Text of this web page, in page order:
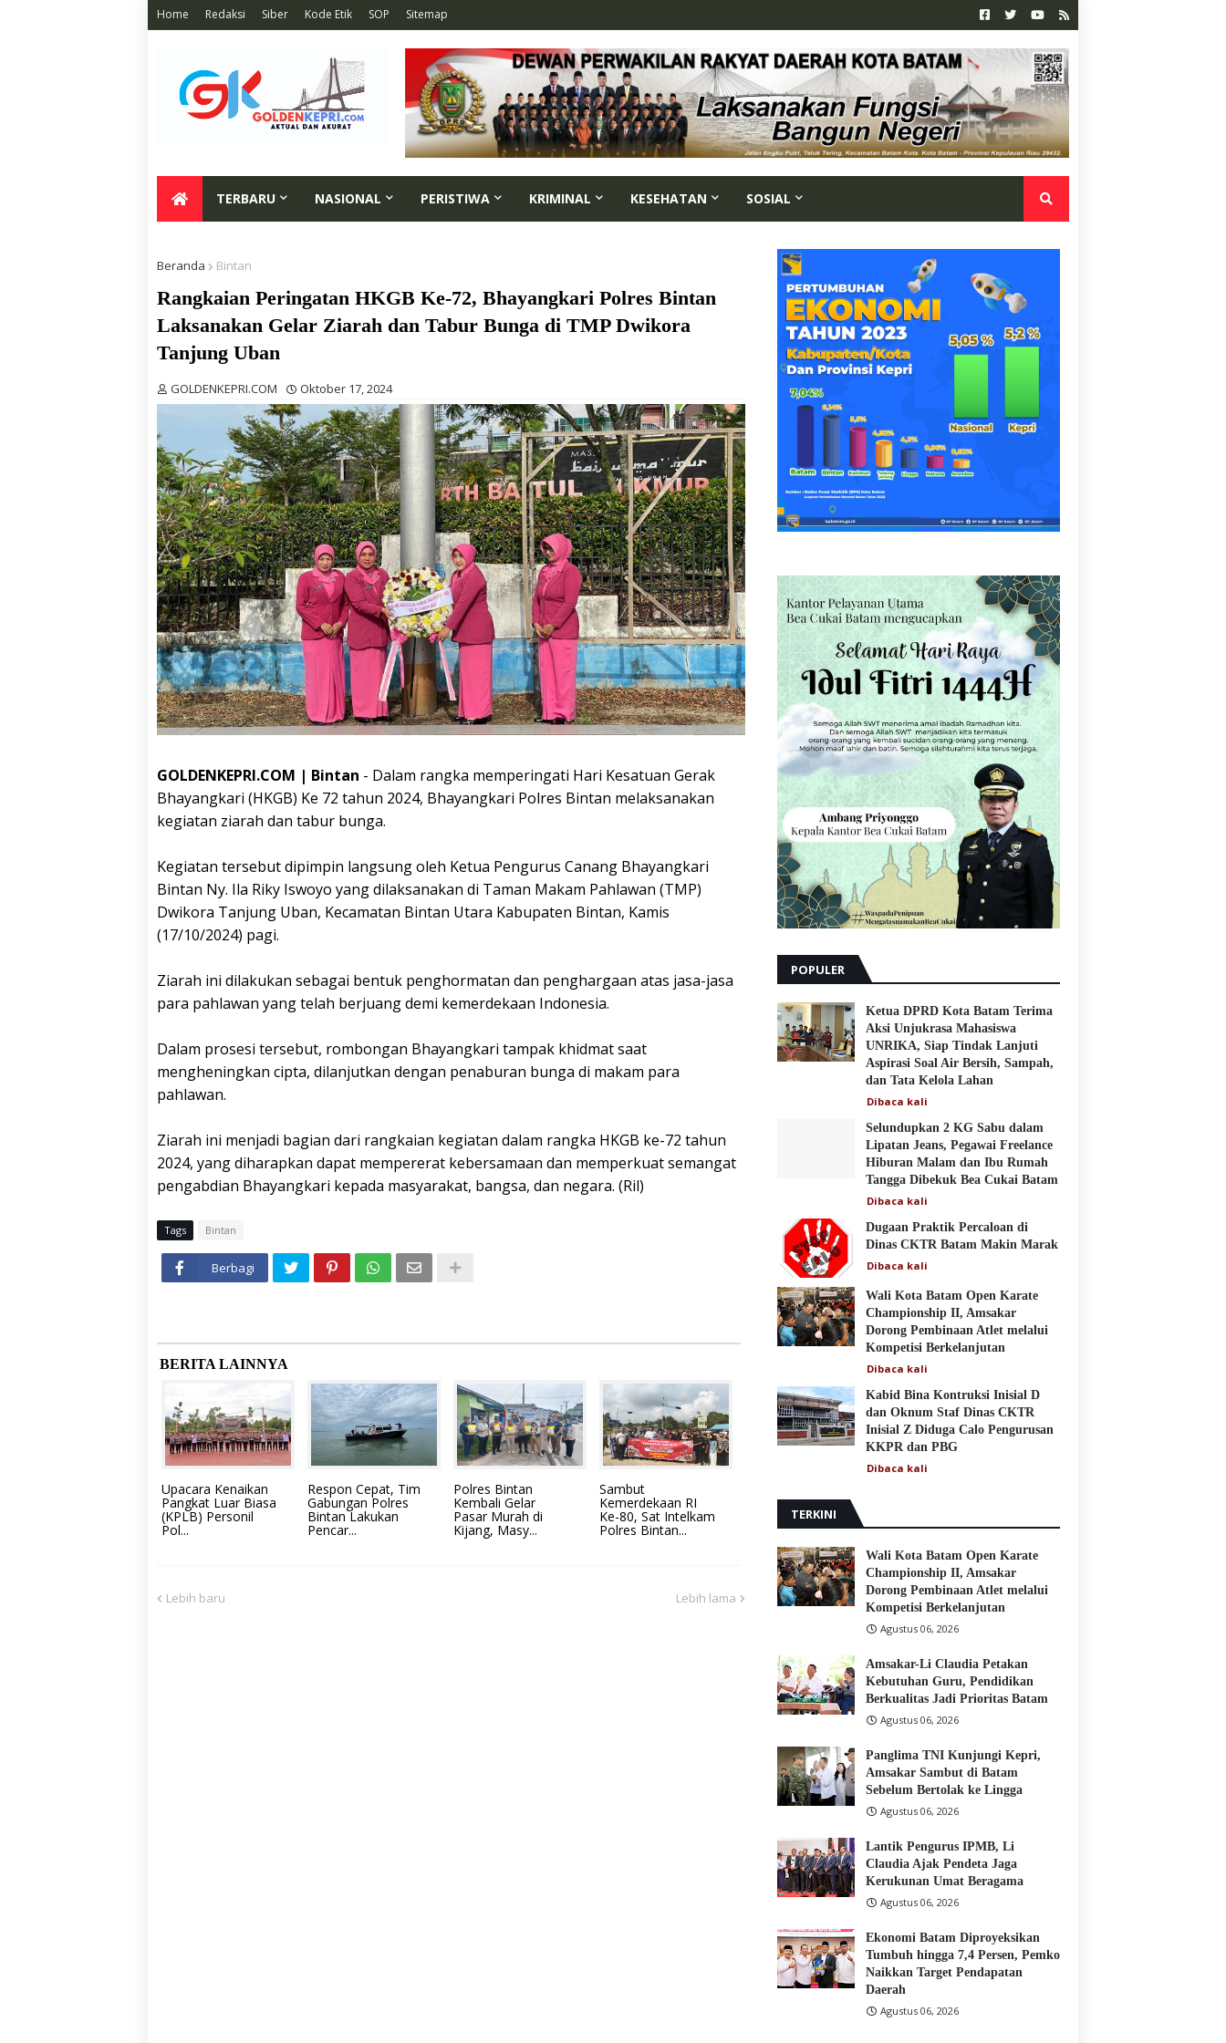
Home Redaksi Siber Kode Etik SOP Sitemap
TERBARU NASIONAL PERISTIWA KRIMINAL KESEHATAN SOSIAL
Beranda Bintan
Rangkaian Peringatan HKGB Ke-72, Bhayangkari Polres Bintan
Laksanakan Gelar Ziarah dan Tabur Bunga di TMP Dwikora
Tanjung Uban
GOLDENKEPRI.COM Oktober 17, 2024
GOLDENKEPRI.COM | Bintan - Dalam rangka memperingati Hari Kesatuan Gerak
Bhayangkari (HKGB) Ke 72 tahun 2024, Bhayangkari Polres Bintan melaksanakan
kegiatan ziarah dan tabur bunga.
Kegiatan tersebut dipimpin langsung oleh Ketua Pengurus Canang Bhayangkari
Bintan Ny. Ila Riky Iswoyo yang dilaksanakan di Taman Makam Pahlawan (TMP)
Dwikora Tanjung Uban, Kecamatan Bintan Utara Kabupaten Bintan, Kamis
(17/10/2024) pagi.
Ziarah ini dilakukan sebagai bentuk penghormatan dan penghargaan atas jasa-jasa
para pahlawan yang telah berjuang demi kemerdekaan Indonesia.
Dalam prosesi tersebut, rombongan Bhayangkari tampak khidmat saat
mengheningkan cipta, dilanjutkan dengan penaburan bunga di makam para
pahlawan.
Ziarah ini menjadi bagian dari rangkaian kegiatan dalam rangka HKGB ke-72 tahun
2024, yang diharapkan dapat mempererat kebersamaan dan memperkuat semangat
pengabdian Bhayangkari kepada masyarakat, bangsa, dan negara. (Ril)
Tags Bintan
Berbagi
BERITA LAINNYA
Upacara Kenaikan
Pangkat Luar Biasa
(KPLB) Personil
Pol...
Respon Cepat, Tim
Gabungan Polres
Bintan Lakukan
Pencar...
Polres Bintan
Kembali Gelar
Pasar Murah di
Kijang, Masy...
Sambut
Kemerdekaan RI
Ke-80, Sat Intelkam
Polres Bintan...
Lebih baru Lebih lama
POPULER
Ketua DPRD Kota Batam Terima
Aksi Unjukrasa Mahasiswa
UNRIKA, Siap Tindak Lanjuti
Aspirasi Soal Air Bersih, Sampah,
dan Tata Kelola Lahan
Dibaca kali
Selundupkan 2 KG Sabu dalam
Lipatan Jeans, Pegawai Freelance
Hiburan Malam dan Ibu Rumah
Tangga Dibekuk Bea Cukai Batam
Dibaca kali
Dugaan Praktik Percaloan di
Dinas CKTR Batam Makin Marak
Dibaca kali
Wali Kota Batam Open Karate
Championship II, Amsakar
Dorong Pembinaan Atlet melalui
Kompetisi Berkelanjutan
Dibaca kali
Kabid Bina Kontruksi Inisial D
dan Oknum Staf Dinas CKTR
Inisial Z Diduga Calo Pengurusan
KKPR dan PBG
Dibaca kali
TERKINI
Wali Kota Batam Open Karate
Championship II, Amsakar
Dorong Pembinaan Atlet melalui
Kompetisi Berkelanjutan
Agustus 06, 2026
Amsakar-Li Claudia Petakan
Kebutuhan Guru, Pendidikan
Berkualitas Jadi Prioritas Batam
Agustus 06, 2026
Panglima TNI Kunjungi Kepri,
Amsakar Sambut di Batam
Sebelum Bertolak ke Lingga
Agustus 06, 2026
Lantik Pengurus IPMB, Li
Claudia Ajak Pendeta Jaga
Kerukunan Umat Beragama
Agustus 06, 2026
Ekonomi Batam Diproyeksikan
Tumbuh hingga 7,4 Persen, Pemko
Naikkan Target Pendapatan
Daerah
Agustus 06, 2026